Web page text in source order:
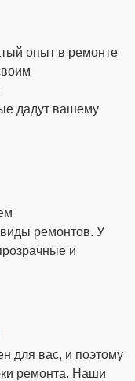
опыт в ремонте
дадут вашему
ремонтов. У
и
для вас, и поэтому
ремонта. Наши